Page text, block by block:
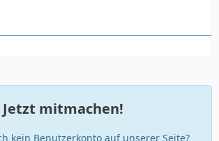
Jetzt mitmachen!
kein Benutzerkonto auf unserer Seite?